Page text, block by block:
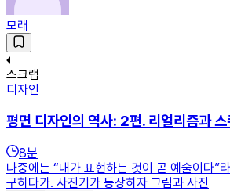
모래
스크랩
디자인
평면 디자인의 역사: 2편. 리얼리즘과
8분
나중에는 “내가 표현하는 것이 곧 예술이다”
구하다가. 사진기가 등장하자 그림과 사진